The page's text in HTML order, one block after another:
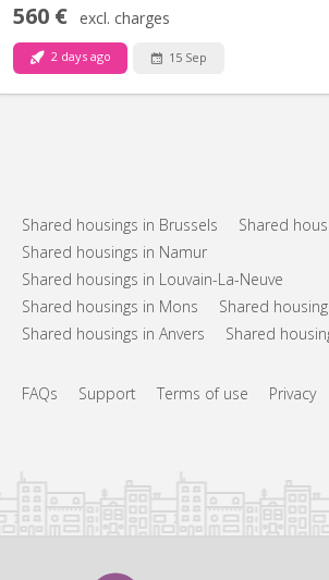
560 € excl. charges
2 days ago 15 Sep
Shared housings in Brussels
Shared
Shared housings in Namur
Shared housings in Louvain-La-Neuve
Shared housings in Mons
Shared
Shared housings in Anvers
Shared
FAQs Support Terms of use Privacy